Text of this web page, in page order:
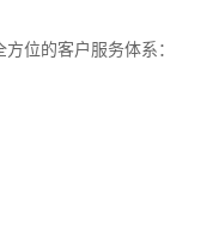
位的客户服务体系：